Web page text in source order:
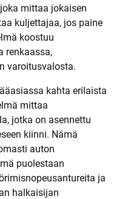
mittaa jokaisen
kuljettajaa, jos paine
koostuu
renkaassa,
varoitusvalosta.
kahta erilaista
mittaa
jotka on asennettu
kiinni. Nämä
auton
puolestaan
ja
halkaisijan